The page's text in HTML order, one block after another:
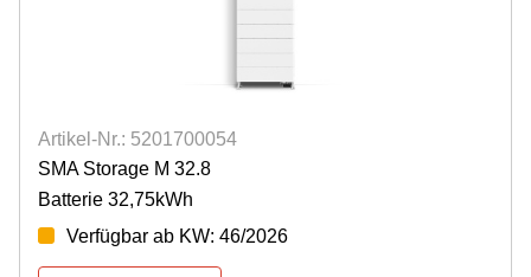
Artikel-Nr.: 5201700054
SMA Storage M 32.8
Batterie 32,75kWh
Verfügbar ab KW: 46/2026